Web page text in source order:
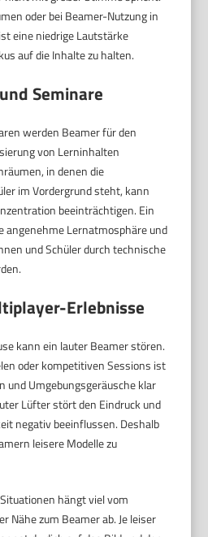
oder bei Beamer-Nutzung in
eine niedrige Lautstärke
auf die Inhalte zu halten.
Seminare
werden Beamer für den
von Lerninhalten
in denen die
im Vordergrund steht, kann
beeinträchtigen. Ein
angenehme Lernatmosphäre und
und Schüler durch technische
Erlebnisse
kann ein lauter Beamer stören.
oder kompetitiven Sessions ist
und Umgebungsgeräusche klar
Lüfter stört den Eindruck und
negativ beeinflussen. Deshalb
leisere Modelle zu
hängt viel vom
Nähe zum Beamer ab. Je leiser